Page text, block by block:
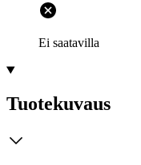
Ei saatavilla
Tuotekuvaus